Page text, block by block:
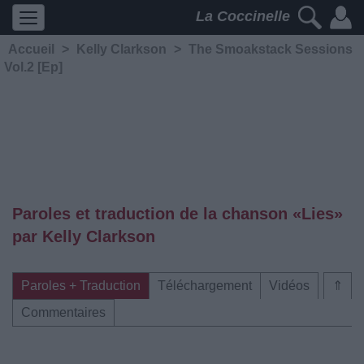
La Coccinelle
Accueil > Kelly Clarkson > The Smoakstack Sessions
Vol.2 [Ep]
Paroles et traduction de la chanson «Lies»
par Kelly Clarkson
⇑
Paroles + Traduction Téléchargement
Vidéos
Commentaires